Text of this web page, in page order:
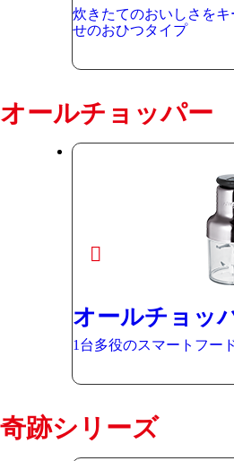
炊きたてのおいしさを
せのおひつタイプ
オールチョッパー
オールチョッ
1台多役のスマートフー
奇跡シリーズ